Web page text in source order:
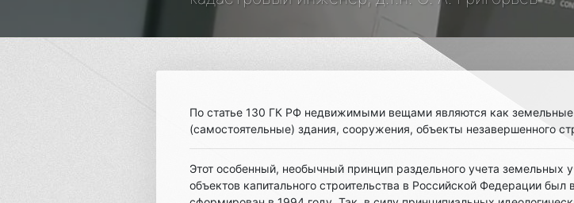
По статье 130 ГК РФ недвижимыми вещами являются как земельные
(самостоятельные) здания, сооружения, объекты незавершенного
Этот особенный, необычный принцип раздельного учета земельных
объектов капитального строительства в Российской Федерации